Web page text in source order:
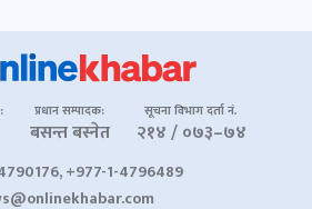
प्रधान सम्पादक:
बसन्त बस्नेत
सूचना विभाग दर्ता नं.
२१४ / ०७३–७४
+977-1-4796489